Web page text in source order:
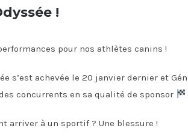
!
pour nos athlètes canins !
s’est achevée le 20 janvier dernier et
concurrents en sa qualité de sponsor
arriver à un sportif ? Une blessure !